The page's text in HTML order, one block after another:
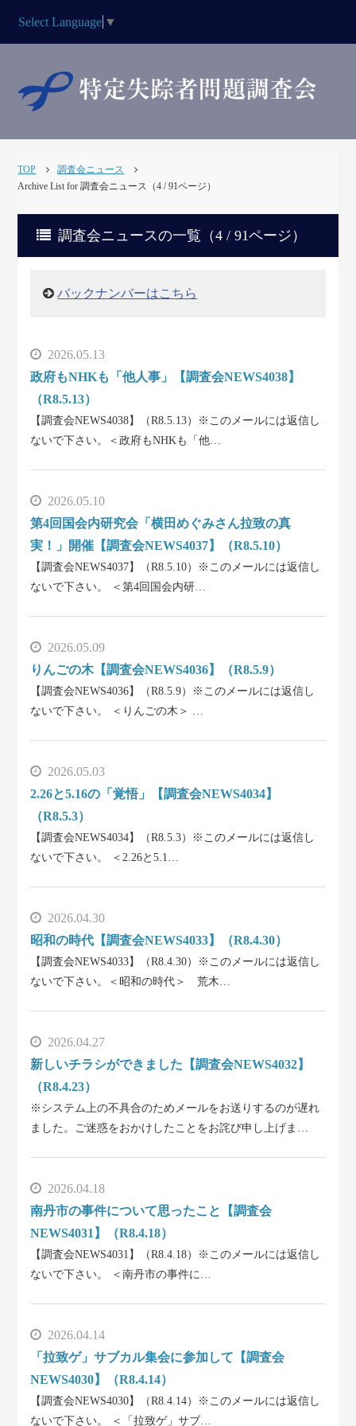
Select Language ▼
TOP
調査会ニュース
Archive List for 調査会ニュース（4 / 91ページ）
調査会ニュースの一覧（4 / 91ページ）
バックナンバーはこちら
2026.05.13
政府もNHKも「他人事」【調査会NEWS4038】
（R8.5.13）
【調査会NEWS4038】（R8.5.13）※このメールには返信し
ないで下さい。＜政府もNHKも「他…
2026.05.10
第4回国会内研究会「横田めぐみさん拉致の真
実！」開催【調査会NEWS4037】（R8.5.10）
【調査会NEWS4037】（R8.5.10）※このメールには返信し
ないで下さい。 ＜第4回国会内研…
2026.05.09
りんごの木【調査会NEWS4036】（R8.5.9）
【調査会NEWS4036】（R8.5.9）※このメールには返信し
ないで下さい。 ＜りんごの木＞ …
2026.05.03
2.26と5.16の「覚悟」【調査会NEWS4034】
（R8.5.3）
【調査会NEWS4034】（R8.5.3）※このメールには返信し
ないで下さい。 ＜2.26と5.1…
2026.04.30
昭和の時代【調査会NEWS4033】（R8.4.30）
【調査会NEWS4033】（R8.4.30）※このメールには返信し
ないで下さい。＜昭和の時代＞ 荒木…
2026.04.27
新しいチラシができました【調査会NEWS4032】
（R8.4.23）
※システム上の不具合のためメールをお送りするのが遅れ
ました。ご迷惑をおかけしたことをお詫び申し上げま…
2026.04.18
南丹市の事件について思ったこと【調査会
NEWS4031】（R8.4.18）
【調査会NEWS4031】（R8.4.18）※このメールには返信し
ないで下さい。 ＜南丹市の事件に…
2026.04.14
「拉致ゲ」サブカル集会に参加して【調査会
NEWS4030】（R8.4.14）
【調査会NEWS4030】（R8.4.14）※このメールには返信し
ないで下さい。 ＜「拉致ゲ」サブ…